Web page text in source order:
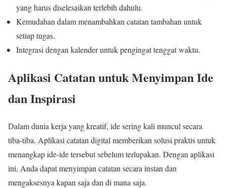
yang harus diselesaikan terlebih dahulu.
Kemudahan dalam menambahkan catatan tambahan untuk
setiap tugas.
Integrasi dengan kalender untuk pengingat tenggat waktu.
Aplikasi Catatan untuk Menyimpan Ide
dan Inspirasi
Dalam dunia kerja yang kreatif, ide sering kali muncul secara
tiba-tiba. Aplikasi catatan digital memberikan solusi praktis untuk
menangkap ide-ide tersebut sebelum terlupakan. Dengan aplikasi
ini, Anda dapat menyimpan catatan secara instan dan
mengaksesnya kapan saja dan di mana saja.